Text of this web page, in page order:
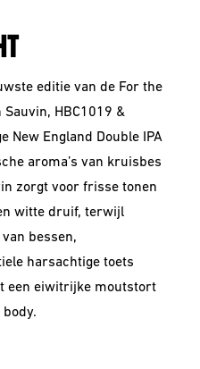
editie van de For the
Sauvin, HBC1019 &
New England Double IPA
aroma’s van kruisbes
zorgt voor frisse tonen
witte druif, terwijl
bessen,
harsachtige toets
een eiwitrijke moutstort